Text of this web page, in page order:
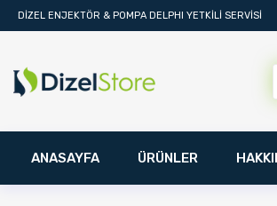
DİZEL ENJEKTÖR & POMPA DELPHI YETKİLİ SERVİSİ
ANASAYFA ÜRÜNLER